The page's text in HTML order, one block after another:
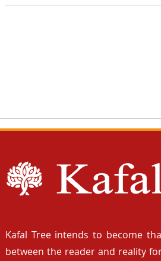
Kafal Tree intends to become
between the reader and reality